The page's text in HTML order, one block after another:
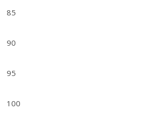
85
90
95
100